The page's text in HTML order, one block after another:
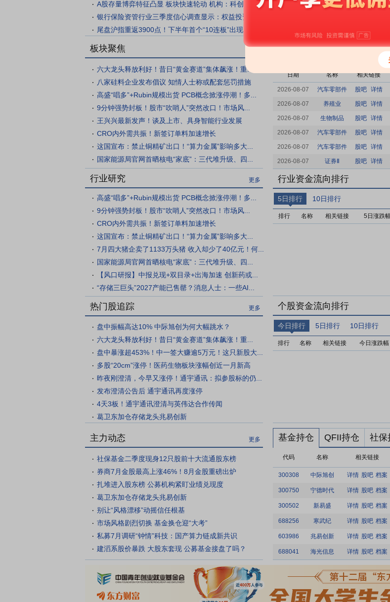
A股存量博弈特征凸显 板块快速轮动 机构：科创制...
银行保险资管行业三季度信心调查显示：权益投资信...
尾盘沪指重返3900点！下半年首个“10连板”出现了...
A股三大指数涨跌不一 煤炭与电子化学品板块大涨
板块聚焦
六大龙头释放利好！昔日“黄金赛道”集体飙涨！重...
八家硅料企业发布倡议 知情人士称或配套惩罚措施
高盛“唱多”+Rubin规模出货 PCB概念掀涨停潮！多...
9分钟强势封板！股市“吹哨人”突然改口！市场风...
王兴兴最新发声！谈及上市、具身智能行业发展
CRO内外需共振！新签订单料加速增长
这国宣布：禁止铜精矿出口！“算力金属”影响多大...
国家能源局官网首晒核电“家底”：三代堆升级、四...
行业研究 更多
高盛“唱多”+Rubin规模出货 PCB概念掀涨停潮！多...
9分钟强势封板！股市“吹哨人”突然改口！市场风...
CRO内外需共振！新签订单料加速增长
这国宣布：禁止铜精矿出口！“算力金属”影响多大...
7月四大猪企卖了1133万头猪 收入却少了40亿元！何...
国家能源局官网首晒核电“家底”：三代堆升级、四...
【风口研报】中报兑现+双目录+出海加速 创新药或...
“存储三巨头”2027产能已售罄？消息人士：一些AI...
热门股追踪 更多
盘中振幅高达10% 中际旭创为何大幅跳水？
六大龙头释放利好！昔日“黄金赛道”集体飙涨！重...
盘中暴涨超453%！中一签大赚逾5万元！这只新股大...
多股“20cm”涨停！医药生物板块涨幅创近一月新高
昨夜刚澄清，今早又涨停！通宇通讯：拟参股标的仍...
发布澄清公告后 通宇通讯再度涨停
4天3板！通宇通讯澄清与英伟达合作传闻
葛卫东加仓存储龙头兆易创新
主力动态 更多
社保基金二季度现身12只股前十大流通股东榜
券商7月金股最高上涨46%！8月金股重磅出炉
扎堆进入股东榜 公募机构紧盯业绩兑现度
葛卫东加仓存储龙头兆易创新
别让“风格漂移”动摇信任根基
市场风格剧烈切换 基金换仓迎“大考”
私募7月调研“钟情”科技：国产算力链成新共识
建滔系股价暴跌 大股东套现 公募基金接盘了吗？
日期 名称 相关链接
2026-08-07 汽车零部件 股吧 详情
2026-08-07 养殖业 股吧 详情
2026-08-07 生物制品 股吧 详情
2026-08-07 汽车零部件 股吧 详情
2026-08-07 汽车零部件 股吧 详情
2026-08-07 证券Ⅱ 股吧 详情
行业资金流向排行
5日排行 10日排行
排行 名称 相关链接 5日涨跌
个股资金流向排行
今日排行 5日排行 10日排行
排行 名称 相关链接 今日涨跌幅
基金持仓 QFII持仓 社保
代码 名称 相关链接
300308 中际旭创 详情 股吧 档案
300750 宁德时代 详情 股吧 档案
300502 新易盛 详情 股吧 档案
688256 寒武纪 详情 股吧 档案
603986 兆易创新 详情 股吧 档案
688041 海光信息 详情 股吧 档案